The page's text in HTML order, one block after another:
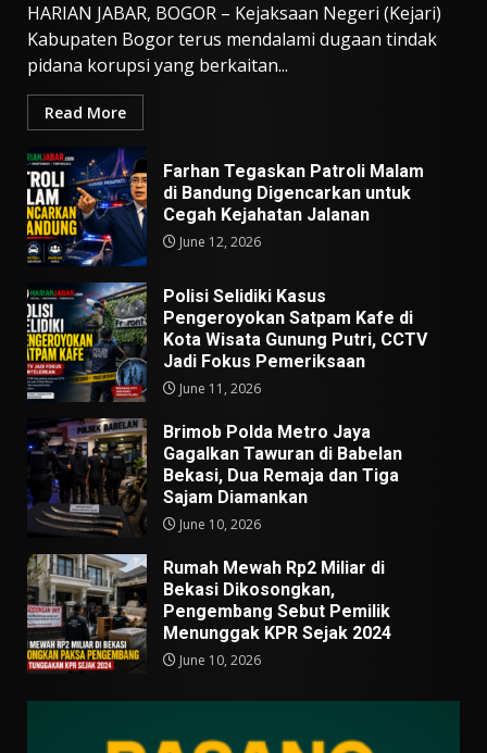
HARIAN JABAR, BOGOR – Kejaksaan Negeri (Kejari)
Kabupaten Bogor terus mendalami dugaan tindak
pidana korupsi yang berkaitan...
Read More
Farhan Tegaskan Patroli Malam
di Bandung Digencarkan untuk
Cegah Kejahatan Jalanan
June 12, 2026
Polisi Selidiki Kasus
Pengeroyokan Satpam Kafe di
Kota Wisata Gunung Putri, CCTV
Jadi Fokus Pemeriksaan
June 11, 2026
Brimob Polda Metro Jaya
Gagalkan Tawuran di Babelan
Bekasi, Dua Remaja dan Tiga
Sajam Diamankan
June 10, 2026
Rumah Mewah Rp2 Miliar di
Bekasi Dikosongkan,
Pengembang Sebut Pemilik
Menunggak KPR Sejak 2024
June 10, 2026